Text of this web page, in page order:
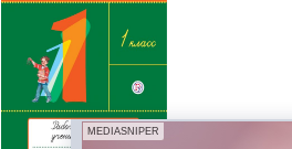
MEDIASNIPER